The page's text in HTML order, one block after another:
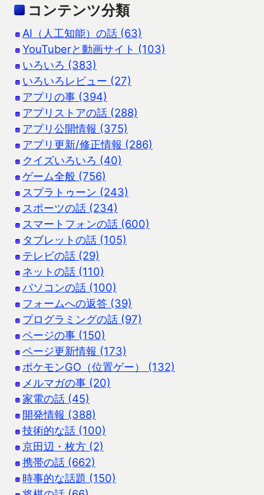
コンテンツ分類
AI（人工知能）の話 (63)
YouTuberと動画サイト (103)
いろいろ (383)
いろいろレビュー (27)
アプリの事 (394)
アプリストアの話 (288)
アプリ公開情報 (375)
アプリ更新/修正情報 (286)
クイズいろいろ (40)
ゲーム全般 (756)
スプラトゥーン (243)
スポーツの話 (234)
スマートフォンの話 (600)
タブレットの話 (105)
テレビの話 (29)
ネットの話 (110)
パソコンの話 (100)
フォームへの返答 (39)
プログラミングの話 (97)
ページの事 (150)
ページ更新情報 (173)
ポケモンGO（位置ゲー） (132)
メルマガの事 (20)
家電の話 (45)
開発情報 (388)
技術的な話 (100)
京田辺・枚方 (2)
携帯の話 (662)
時事的な話題 (150)